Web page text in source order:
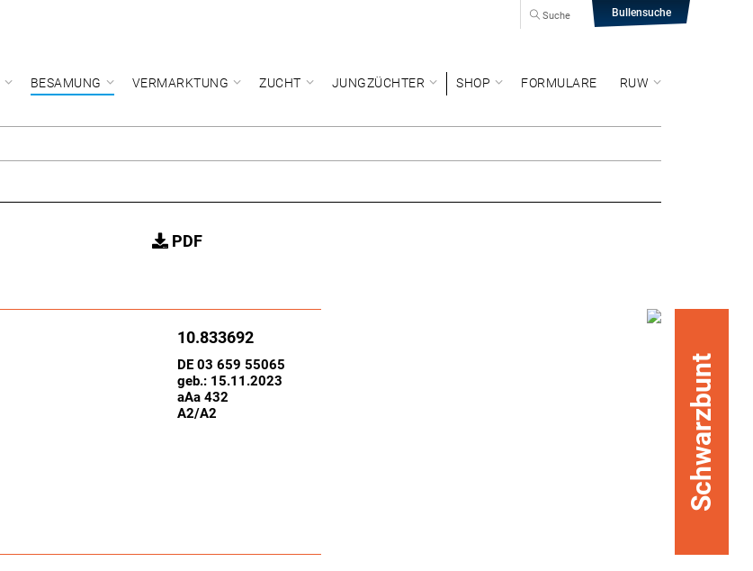
Bullensuche
Suche
BESAMUNG VERMARKTUNG ZUCHT JUNGZÜCHTER SHOP FORMULARE RUW
PDF
10.833692
DE 03 659 55065
geb.: 15.11.2023
aAa 432
A2/A2
Schwarzbunt